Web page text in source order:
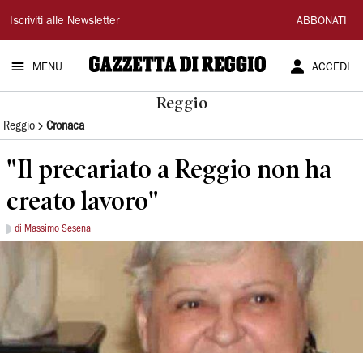
Gazzetta
di
Reggio
Iscriviti alle Newsletter ABBONATI
MENU ACCEDI
Reggio
Reggio Cronaca
"Il precariato a Reggio non ha
creato lavoro"
di Massimo Sesena